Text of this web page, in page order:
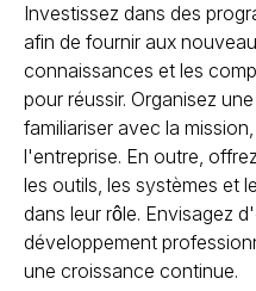
Investissez dans des
afin de fournir aux
connaissances et les
pour réussir. Organisez
familiariser avec la
l'entreprise. En outre,
les outils, les systèmes et
dans leur rôle. Envisagez
développement
une croissance continue.